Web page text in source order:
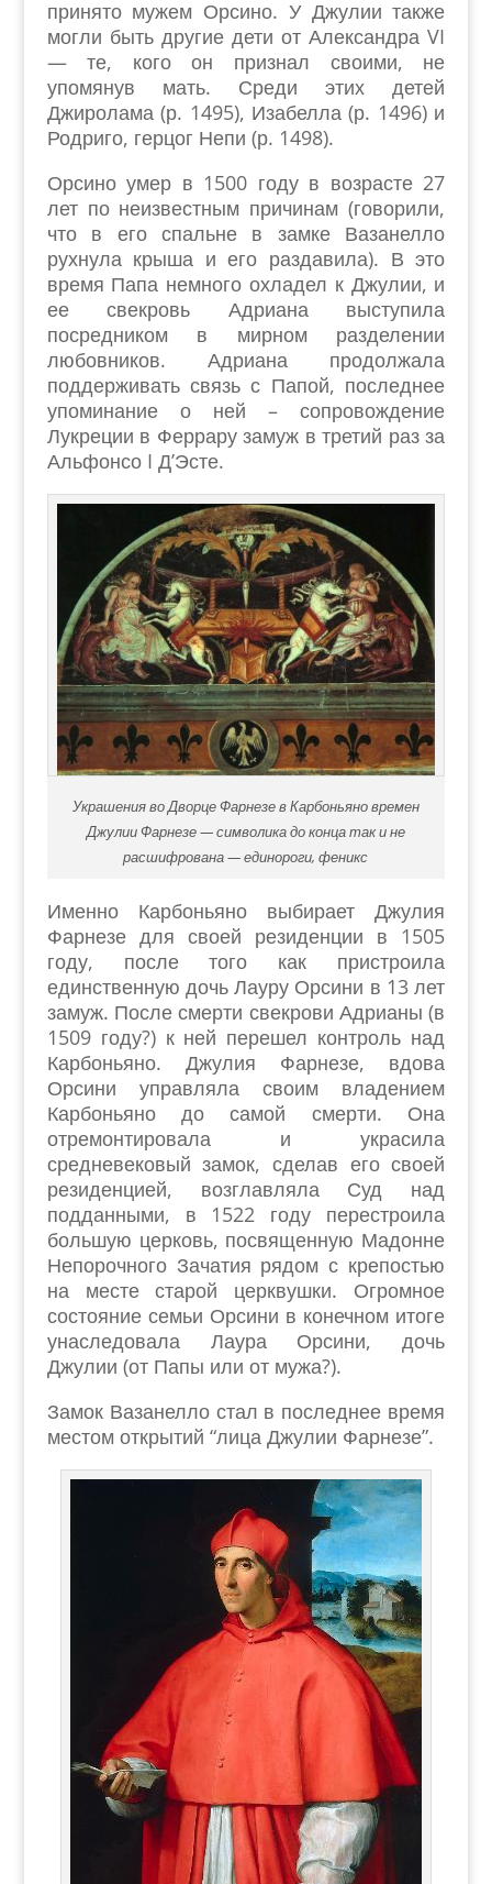
принято мужем Орсино. У Джулии также
могли быть другие дети от Александра VI
— те, кого он признал своими, не
упомянув мать. Среди этих детей
Джиролама (р. 1495), Изабелла (р. 1496) и
Родриго, герцог Непи (р. 1498).
Орсино умер в 1500 году в возрасте 27
лет по неизвестным причинам (говорили,
что в его спальне в замке Вазанелло
рухнула крыша и его раздавила). В это
время Папа немного охладел к Джулии, и
ее свекровь Адриана выступила
посредником в мирном разделении
любовников. Адриана продолжала
поддерживать связь с Папой, последнее
упоминание о ней – сопровождение
Лукреции в Феррару замуж в третий раз за
Альфонсо I Д’Эсте.
Украшения во Дворце Фарнезе в Карбоньяно времен
Джулии Фарнезе — символика до конца так и не
расшифрована — единороги, феникс
Именно Карбоньяно выбирает Джулия
Фарнезе для своей резиденции в 1505
году, после того как пристроила
единственную дочь Лауру Орсини в 13 лет
замуж. После смерти свекрови Адрианы (в
1509 году?) к ней перешел контроль над
Карбоньяно. Джулия Фарнезе, вдова
Орсини управляла своим владением
Карбоньяно до самой смерти. Она
отремонтировала и украсила
средневековый замок, сделав его своей
резиденцией, возглавляла Суд над
подданными, в 1522 году перестроила
большую церковь, посвященную Мадонне
Непорочного Зачатия рядом с крепостью
на месте старой церквушки. Огромное
состояние семьи Орсини в конечном итоге
унаследовала Лаура Орсини, дочь
Джулии (от Папы или от мужа?).
Замок Вазанелло стал в последнее время
местом открытий “лица Джулии Фарнезе”.